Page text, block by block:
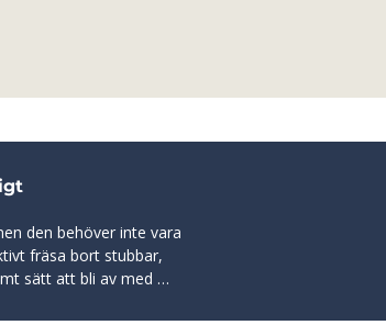
den behöver inte vara
fräsa bort stubbar,
sätt att bli av med